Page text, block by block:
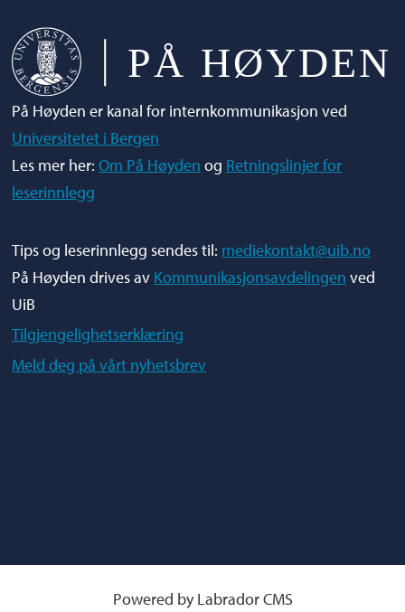
På Høyden er kanal for internkommunikasjon ved
Universitetet i Bergen
Les mer her:Om På Høyden og Retningslinjer for
leserinnlegg
Tips og leserinnlegg sendes til: mediekontakt@uib.no
På Høyden drives av Kommunikasjonsavdelingen ved
UiB
Tilgjengelighetserklæring
Meld deg på vårt nyhetsbrev
Powered by Labrador CMS